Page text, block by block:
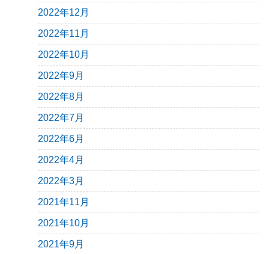
2022年12月
2022年11月
2022年10月
2022年9月
2022年8月
2022年7月
2022年6月
2022年4月
2022年3月
2021年11月
2021年10月
2021年9月